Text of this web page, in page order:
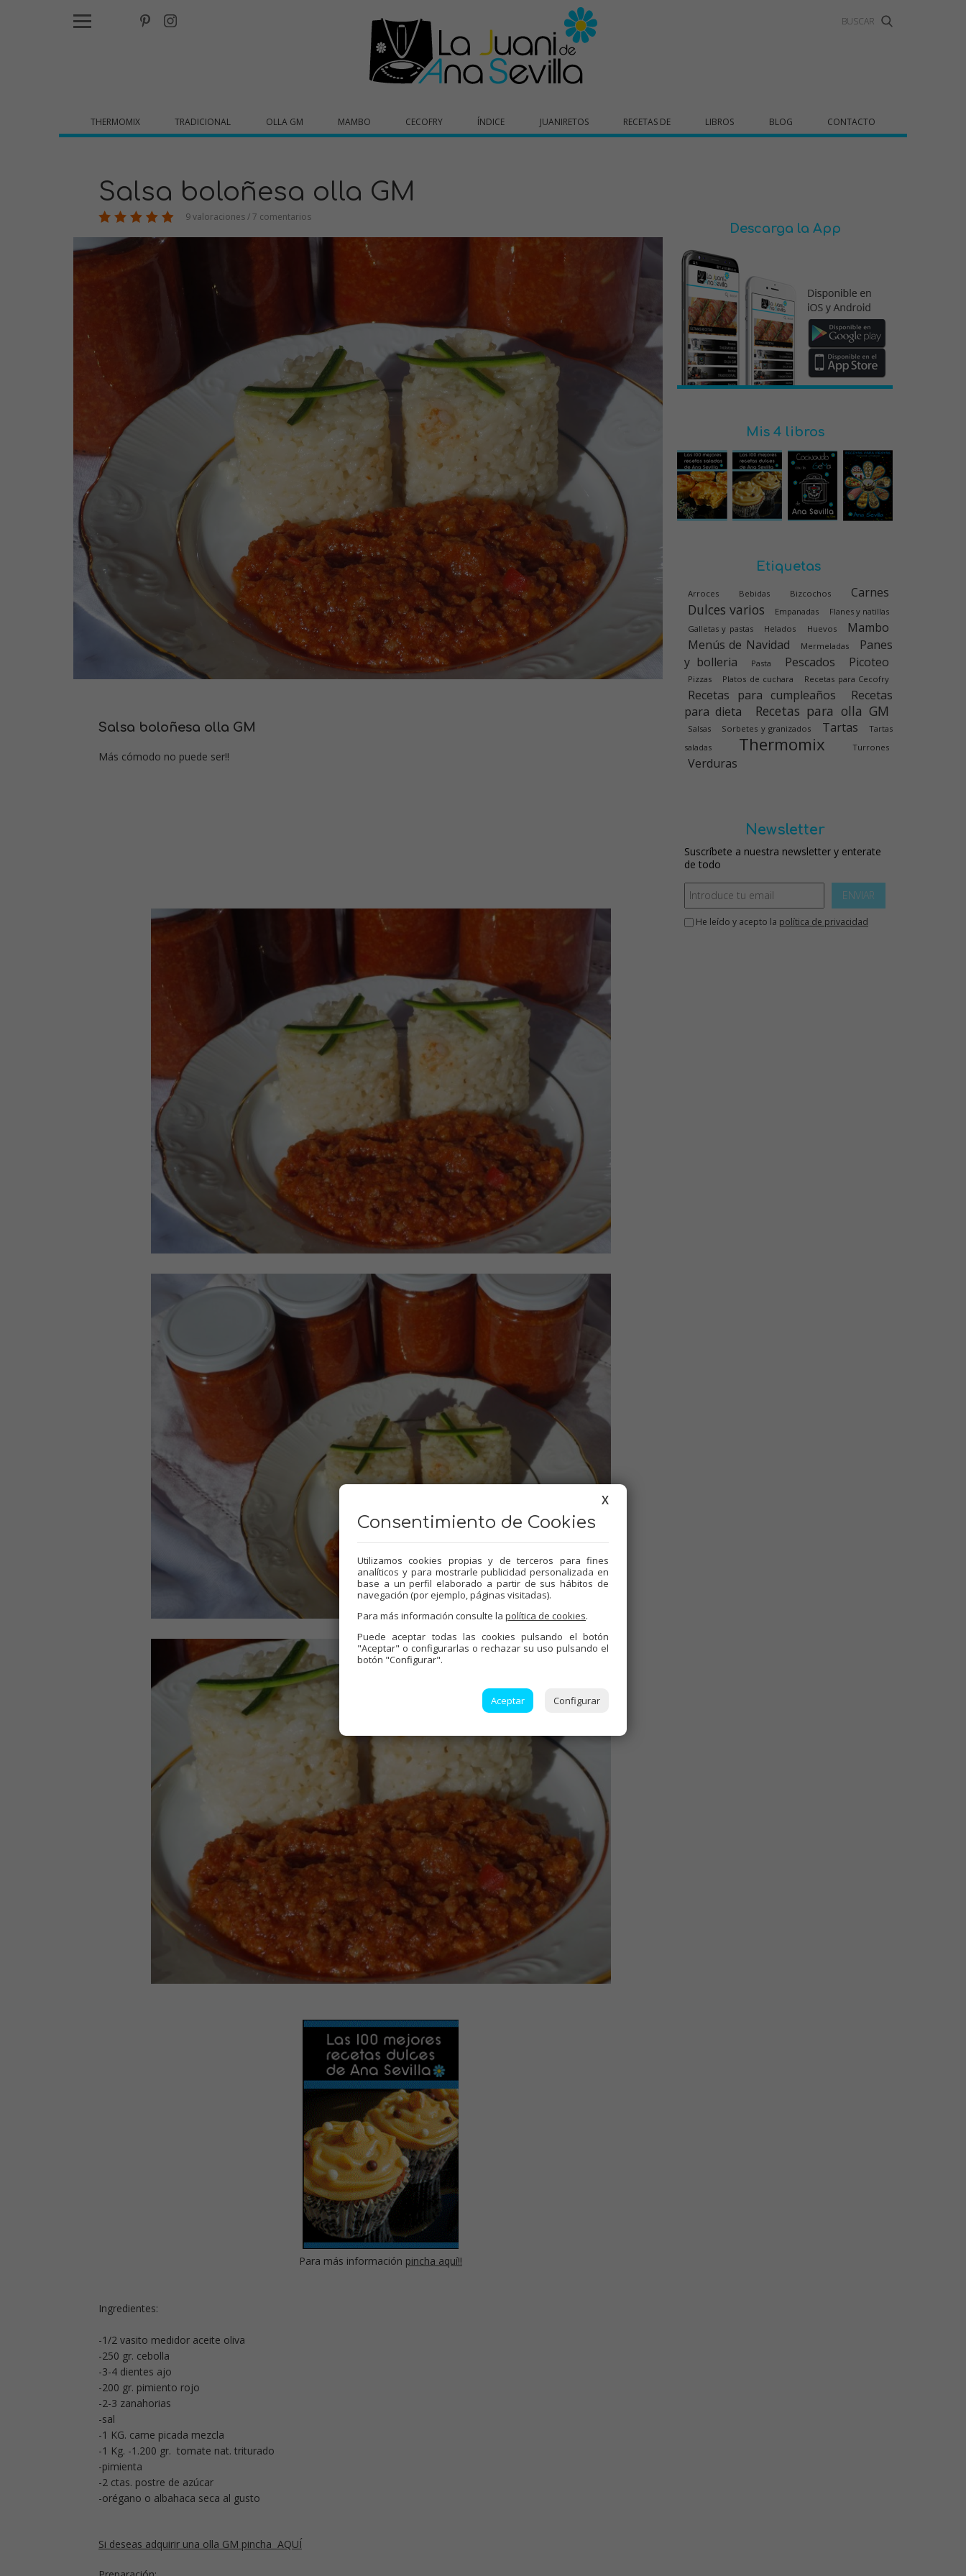
THERMOMIX TRADICIONAL OLLA GM MAMBO CECOFRY ÍNDICE JUANIRETOS RECETAS DE LIBROS BLOG CONTACTO
Salsa boloñesa olla GM
9 valoraciones / 7 comentarios
Salsa boloñesa olla GM
Más cómodo no puede ser!!
Para más información pincha aquí!!
Ingredientes:
-1/2 vasito medidor aceite oliva
-250 gr. cebolla
-3-4 dientes ajo
-200 gr. pimiento rojo
-2-3 zanahorias
-sal
-1 KG. carne picada mezcla
-1 Kg. -1.200 gr. tomate nat. triturado
-pimienta
-2 ctas. postre de azúcar
-orégano o albahaca seca al gusto
Si deseas adquirir una olla GM pincha AQUÍ
Descarga la App
Mis 4 libros
Etiquetas
Arroces Bebidas Bizcochos Carnes
Dulces varios Empanadas
Flanes y natillas
Galletas y pastas
Helados Huevos
Mambo
Menús de Navidad
Mermeladas
Panes
y bolleria
Pasta Pescados Picoteo
Pizzas Platos de cuchara Recetas para Cecofry
Recetas para cumpleaños
Recetas
para dieta
Recetas para olla GM
Salsas Sorbetes y granizados Tartas
Tartas
saladas
Thermomix Turrones
Verduras
Newsletter
Suscríbete a nuestra newsletter y enterate
de todo
ENVIAR
He leído y acepto la política de privacidad
X
Consentimiento de Cookies
Utilizamos cookies propias y de terceros para fines
analíticos y para mostrarle publicidad personalizada en
base a un perfil elaborado a partir de sus hábitos de
navegación (por ejemplo, páginas visitadas).
Para más información consulte la política de cookies.
Puede aceptar todas las cookies pulsando el botón
"Aceptar" o configurarlas o rechazar su uso pulsando el
botón "Configurar".
Aceptar Configurar